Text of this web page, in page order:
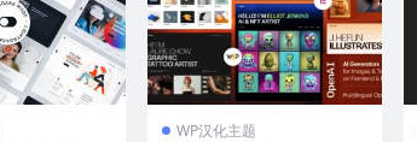
WP汉化主题